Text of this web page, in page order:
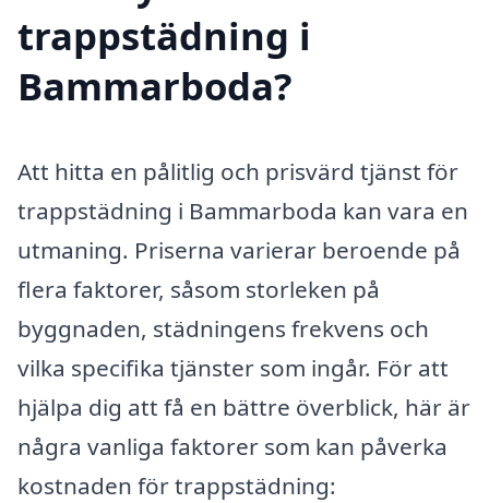
trappstädning i
Bammarboda?
Att hitta en pålitlig och prisvärd tjänst för
trappstädning i Bammarboda kan vara en
utmaning. Priserna varierar beroende på
flera faktorer, såsom storleken på
byggnaden, städningens frekvens och
vilka specifika tjänster som ingår. För att
hjälpa dig att få en bättre överblick, här är
några vanliga faktorer som kan påverka
kostnaden för trappstädning: